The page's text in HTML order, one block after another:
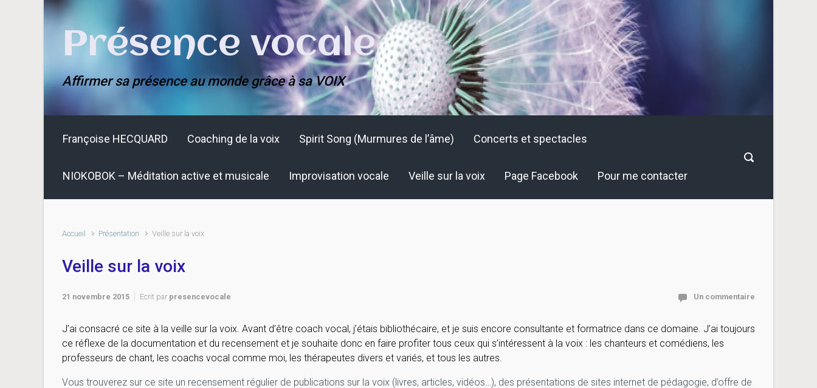
Skip to main content
Présence vocale
Affirmer sa présence au monde grâce à sa VOIX
Françoise HECQUARD Coaching de la voix Spirit Song (Murmures de l’âme) Concerts et spectacles
NIOKOBOK – Méditation active et musicale Improvisation vocale Veille sur la voix Page Facebook Pour me contacter
Accueil Présentation Veille sur la voix
Veille sur la voix
21 novembre 2015 Ecrit par presencevocale Un commentaire
J’ai consacré ce site à la veille sur la voix. Avant d’être coach vocal, j’étais bibliothécaire, et je suis encore consultante et formatrice dans ce domaine. J’ai toujours
ce réflexe de la documentation et du recensement et je souhaite donc en faire profiter tous ceux qui s’intéressent à la voix : les chanteurs et comédiens, les
professeurs de chant, les coachs vocal comme moi, les thérapeutes divers et variés, et tous les autres.
Vous trouverez sur ce site un recensement régulier de publications sur la voix (livres, articles, vidéos…), des présentations de sites internet de pédagogie, d’offre de